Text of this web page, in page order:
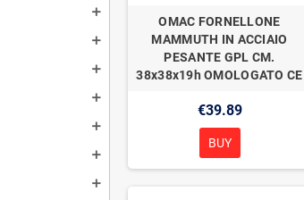
OMAC FORNELLONE
MAMMUTH IN ACCIAIO
PESANTE GPL CM.
38x38x19h OMOLOGATO CE
€39.89
BUY